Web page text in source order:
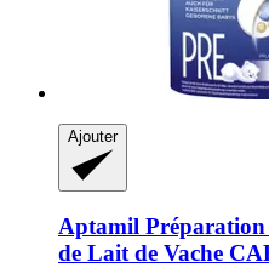
Ajouter
Aptamil Préparation
de Lait de Vache